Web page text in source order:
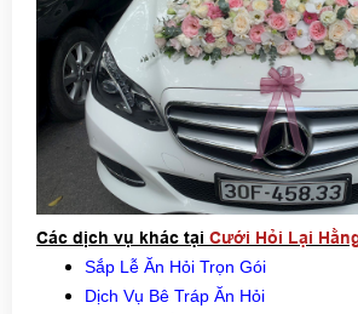
Các dịch vụ khác tại Cưới Hỏi Lại
Sắp Lễ Ăn Hỏi Trọn Gói
Dịch Vụ Bê Tráp Ăn Hỏi